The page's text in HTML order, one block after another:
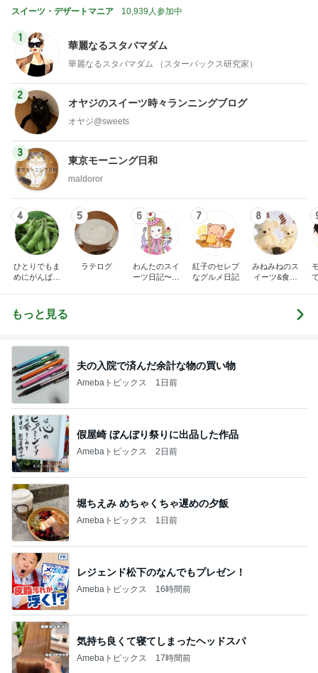
スイーツ・デザートマニア 10,939人参加中
1
華麗なるスタバマダム
華麗なるスタバマダム （スターバックス研究家）
2
オヤジのスイーツ時々ランニングブログ
オヤジ@sweets
3
東京モーニング日和
maldoror
4
ひとりでもま
めにがんばる
5
ラテログ
6
わんたのスイ
ーツ日記〜小
7
紅子のセレブ
なグルメ日記
8
みねみねのス
イーツ&食パ
もっと見る
夫の入院で済んだ余計な物の買い物
Amebaトピックス 1日前
假屋崎 ぼんぼり祭りに出品した作品
Amebaトピックス 2日前
堀ちえみ めちゃくちゃ遅めの夕飯
Amebaトピックス 1日前
レジェンド松下のなんでもプレゼン！
Amebaトピックス 16時間前
気持ち良くて寝てしまったヘッドスパ
Amebaトピックス 17時間前